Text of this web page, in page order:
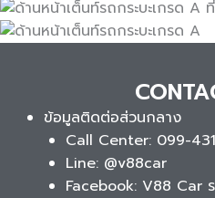
ข้อมูลติดต่อส่วนกลาง
Call Center: 099-
Line: @v88car
Facebook: V88 Car